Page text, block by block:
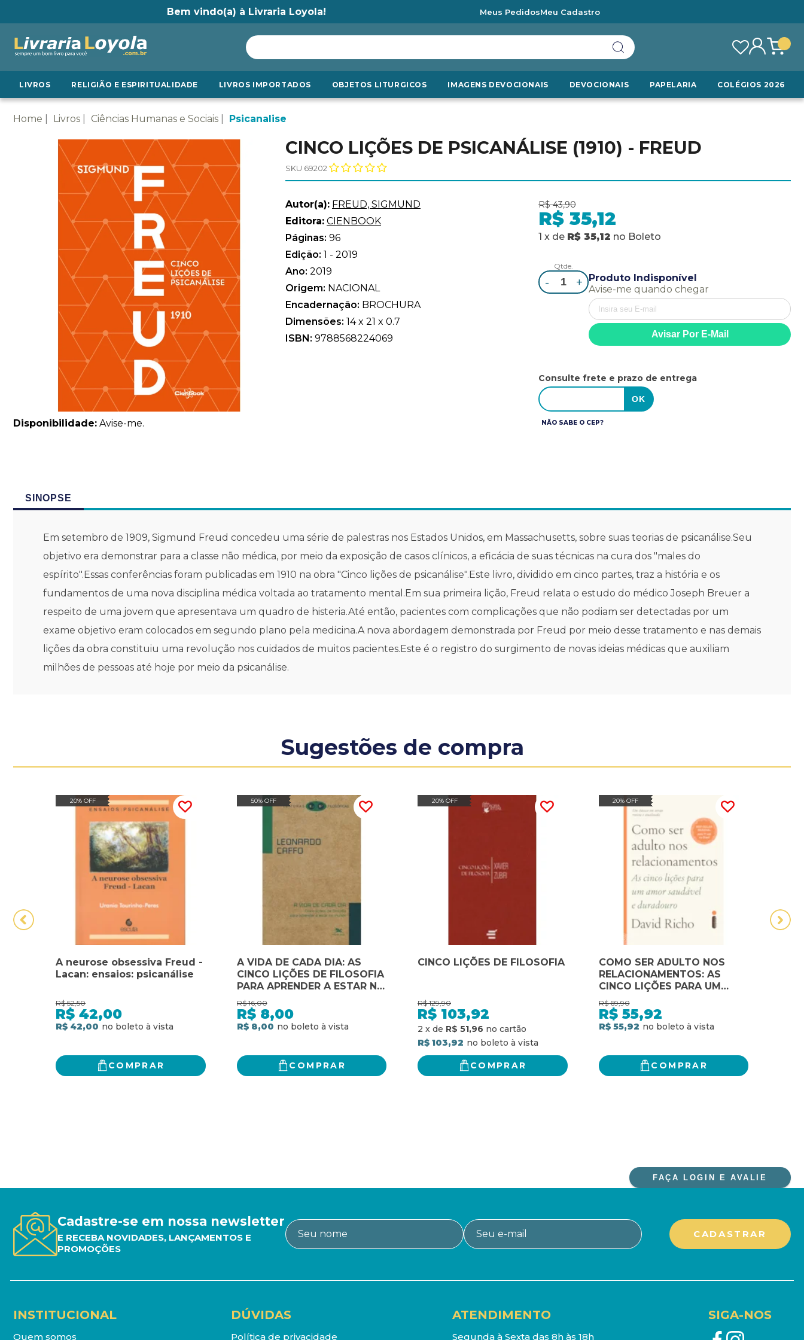
Bem vindo(a) à Livraria Loyola! Meus PedidosMeu Cadastro
LIVROS RELIGIÃO E ESPIRITUALIDADE LIVROS IMPORTADOS OBJETOS LITURGICOS IMAGENS DEVOCIONAIS DEVOCIONAIS PAPELARIA COLÉGIOS 2026
Home Livros Ciências Humanas e Sociais Psicanalise
Disponibilidade: Avise-me.
CINCO LIÇÕES DE PSICANÁLISE (1910) - FREUD
SKU 69202
Autor(a): FREUD, SIGMUND
Editora: CIENBOOK
Páginas: 96
Edição: 1 - 2019
Ano: 2019
Origem: NACIONAL
Encadernação: BROCHURA
Dimensões: 14 x 21 x 0.7
ISBN: 9788568224069
R$ 43,90
R$ 35,12
1 x de R$ 35,12 no Boleto
Qtde.
- +
Produto Indisponível
Avise-me quando chegar
Consulte frete e prazo de entrega
NÃO SABE O CEP?
SINOPSE
Em setembro de 1909, Sigmund Freud concedeu uma série de palestras nos Estados Unidos, em Massachusetts, sobre suas teorias de psicanálise.Seu
objetivo era demonstrar para a classe não médica, por meio da exposição de casos clínicos, a eficácia de suas técnicas na cura dos "males do
espírito".Essas conferências foram publicadas em 1910 na obra "Cinco lições de psicanálise".Este livro, dividido em cinco partes, traz a história e os
fundamentos de uma nova disciplina médica voltada ao tratamento mental.Em sua primeira lição, Freud relata o estudo do médico Joseph Breuer a
respeito de uma jovem que apresentava um quadro de histeria.Até então, pacientes com complicações que não podiam ser detectadas por um
exame objetivo eram colocados em segundo plano pela medicina.A nova abordagem demonstrada por Freud por meio desse tratamento e nas demais
lições da obra constituiu uma revolução nos cuidados de muitos pacientes.Este é o registro do surgimento de novas ideias médicas que auxiliam
milhões de pessoas até hoje por meio da psicanálise.
Sugestões de compra
20% OFF
A neurose obsessiva Freud -
Lacan: ensaios: psicanálise
R$ 52,50
R$ 42,00
R$ 42,00
COMPRAR
50% OFF
A VIDA DE CADA DIA: AS
CINCO LIÇÕES DE FILOSOFIA
PARA APRENDER A ESTAR NO
MUNDO
R$ 16,00
R$ 8,00
R$ 8,00
COMPRAR
20% OFF
CINCO LIÇÕES DE FILOSOFIA
R$ 129,90
R$ 103,92
2 x de R$ 51,96
R$ 103,92
COMPRAR
20% OFF
COMO SER ADULTO NOS
RELACIONAMENTOS: AS
CINCO LIÇÕES PARA UM
AMOR SAUDÁVEL E
DURADOURO
R$ 69,90
R$ 55,92
R$ 55,92
COMPRAR
FAÇA LOGIN E AVALIE
Cadastre-se em nossa newsletter
E RECEBA NOVIDADES, LANÇAMENTOS E
PROMOÇÕES
INSTITUCIONAL
Quem somos
DÚVIDAS
Política de privacidade
ATENDIMENTO
Segunda à Sexta das 8h às 18h
SIGA-NOS